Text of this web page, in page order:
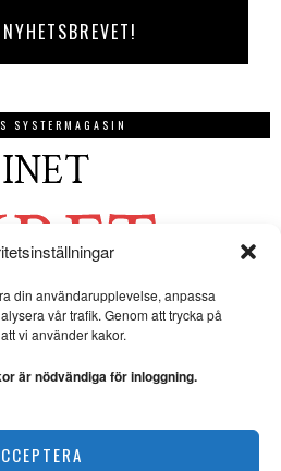
din användarupplevelse, anpassa
vår trafik. Genom att trycka på
vi använder kakor.
är nödvändiga för inloggning.
SYSTERMAGASIN